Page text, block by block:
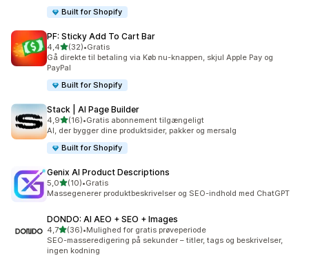
Built for Shopify
PF: Sticky Add To Cart Bar
4,4ud af 5 stjerner
(32)
32 anmeldelser i alt
•Gratis
Gå direkte til betaling via Køb nu-knappen, skjul Apple Pay og
PayPal
Built for Shopify
Stack | AI Page Builder
4,9ud af 5 stjerner
(16)
16 anmeldelser i alt
•Gratis abonnement tilgængeligt
AI, der bygger dine produktsider, pakker og mersalg
Built for Shopify
Genix AI Product Descriptions
5,0ud af 5 stjerner
(10)
10 anmeldelser i alt
•Gratis
Massegenerer produktbeskrivelser og SEO-indhold med ChatGPT
DONDO: AI AEO + SEO + Images
4,7ud af 5 stjerner
(36)
36 anmeldelser i alt
•Mulighed for gratis prøveperiode
SEO-masseredigering på sekunder – titler, tags og beskrivelser,
ingen kodning